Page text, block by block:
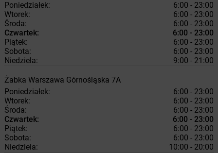
Poniedziałek:
6:00 - 23:00
Wtorek:
6:00 - 23:00
Środa:
6:00 - 23:00
Czwartek:
6:00 - 23:00
Piątek:
6:00 - 23:00
Sobota:
6:00 - 23:00
Niedziela:
9:00 - 21:00
Żabka Warszawa Górnośląska 7A
Poniedziałek:
6:00 - 23:00
Wtorek:
6:00 - 23:00
Środa:
6:00 - 23:00
Czwartek:
6:00 - 23:00
Piątek:
6:00 - 23:00
Sobota:
6:00 - 23:00
Niedziela:
10:00 - 20:00